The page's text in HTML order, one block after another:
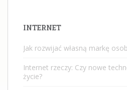
INTERNET
Jak rozwijać własną markę
Internet rzeczy: Czy nowe
życie?